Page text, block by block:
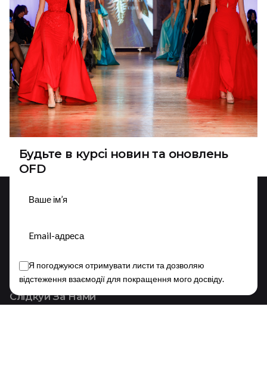
особистісної трансформації Анна Калантєрная
стала...
НОВИНИ Партнери
Read More
1
Слідкуй За Нами
This website stores cookies on your device.
Privacy Policy
Будьте в курсі новин та оновлень
OFD
Я погоджуюся отримувати листи та дозволяю
відстеження взаємодії для покращення мого досвіду.